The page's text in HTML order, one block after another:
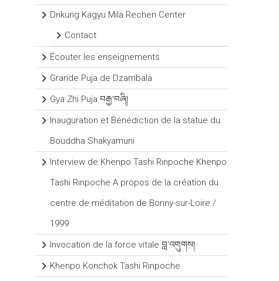
Drikung Kagyu Mila Rechen Center
Contact
Écouter les enseignements
Grande Puja de Dzambala
Gya Zhi Puja བརྒྱ་བཞི།
Inauguration et Bénédiction de la statue du
Bouddha Shakyamuni
Interview de Khenpo Tashi Rinpoche Khenpo
Tashi Rinpoche A propos de la création du
centre de méditation de Bonny-sur-Loire /
1999
Invocation de la force vitale བླ་འགུགས།
Khenpo Konchok Tashi Rinpoche